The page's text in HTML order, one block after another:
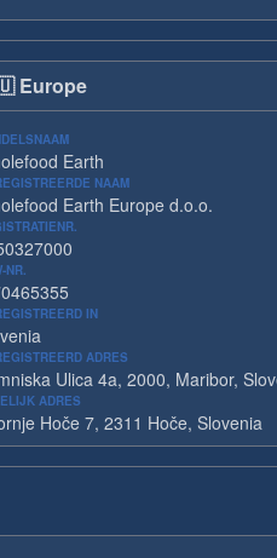
Europe
Earth
NAAM
Earth Europe d.o.o.
NR.
IN
ADRES
Ulica 4a, 2000, Maribor,
ADRES
Hoče 7, 2311 Hoče, Slovenia